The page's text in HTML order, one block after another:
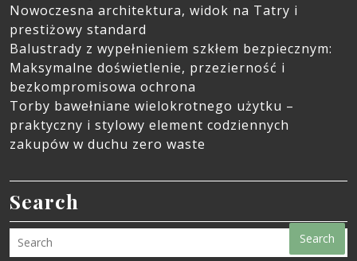
Nowoczesna architektura, widok na Tatry i
prestiżowy standard
Balustrady z wypełnieniem szkłem bezpiecznym:
Maksymalne doświetlenie, przezierność i
bezkompromisowa ochrona
Torby bawełniane wielokrotnego użytku –
praktyczny i stylowy element codziennych
zakupów w duchu zero waste
Search
Search